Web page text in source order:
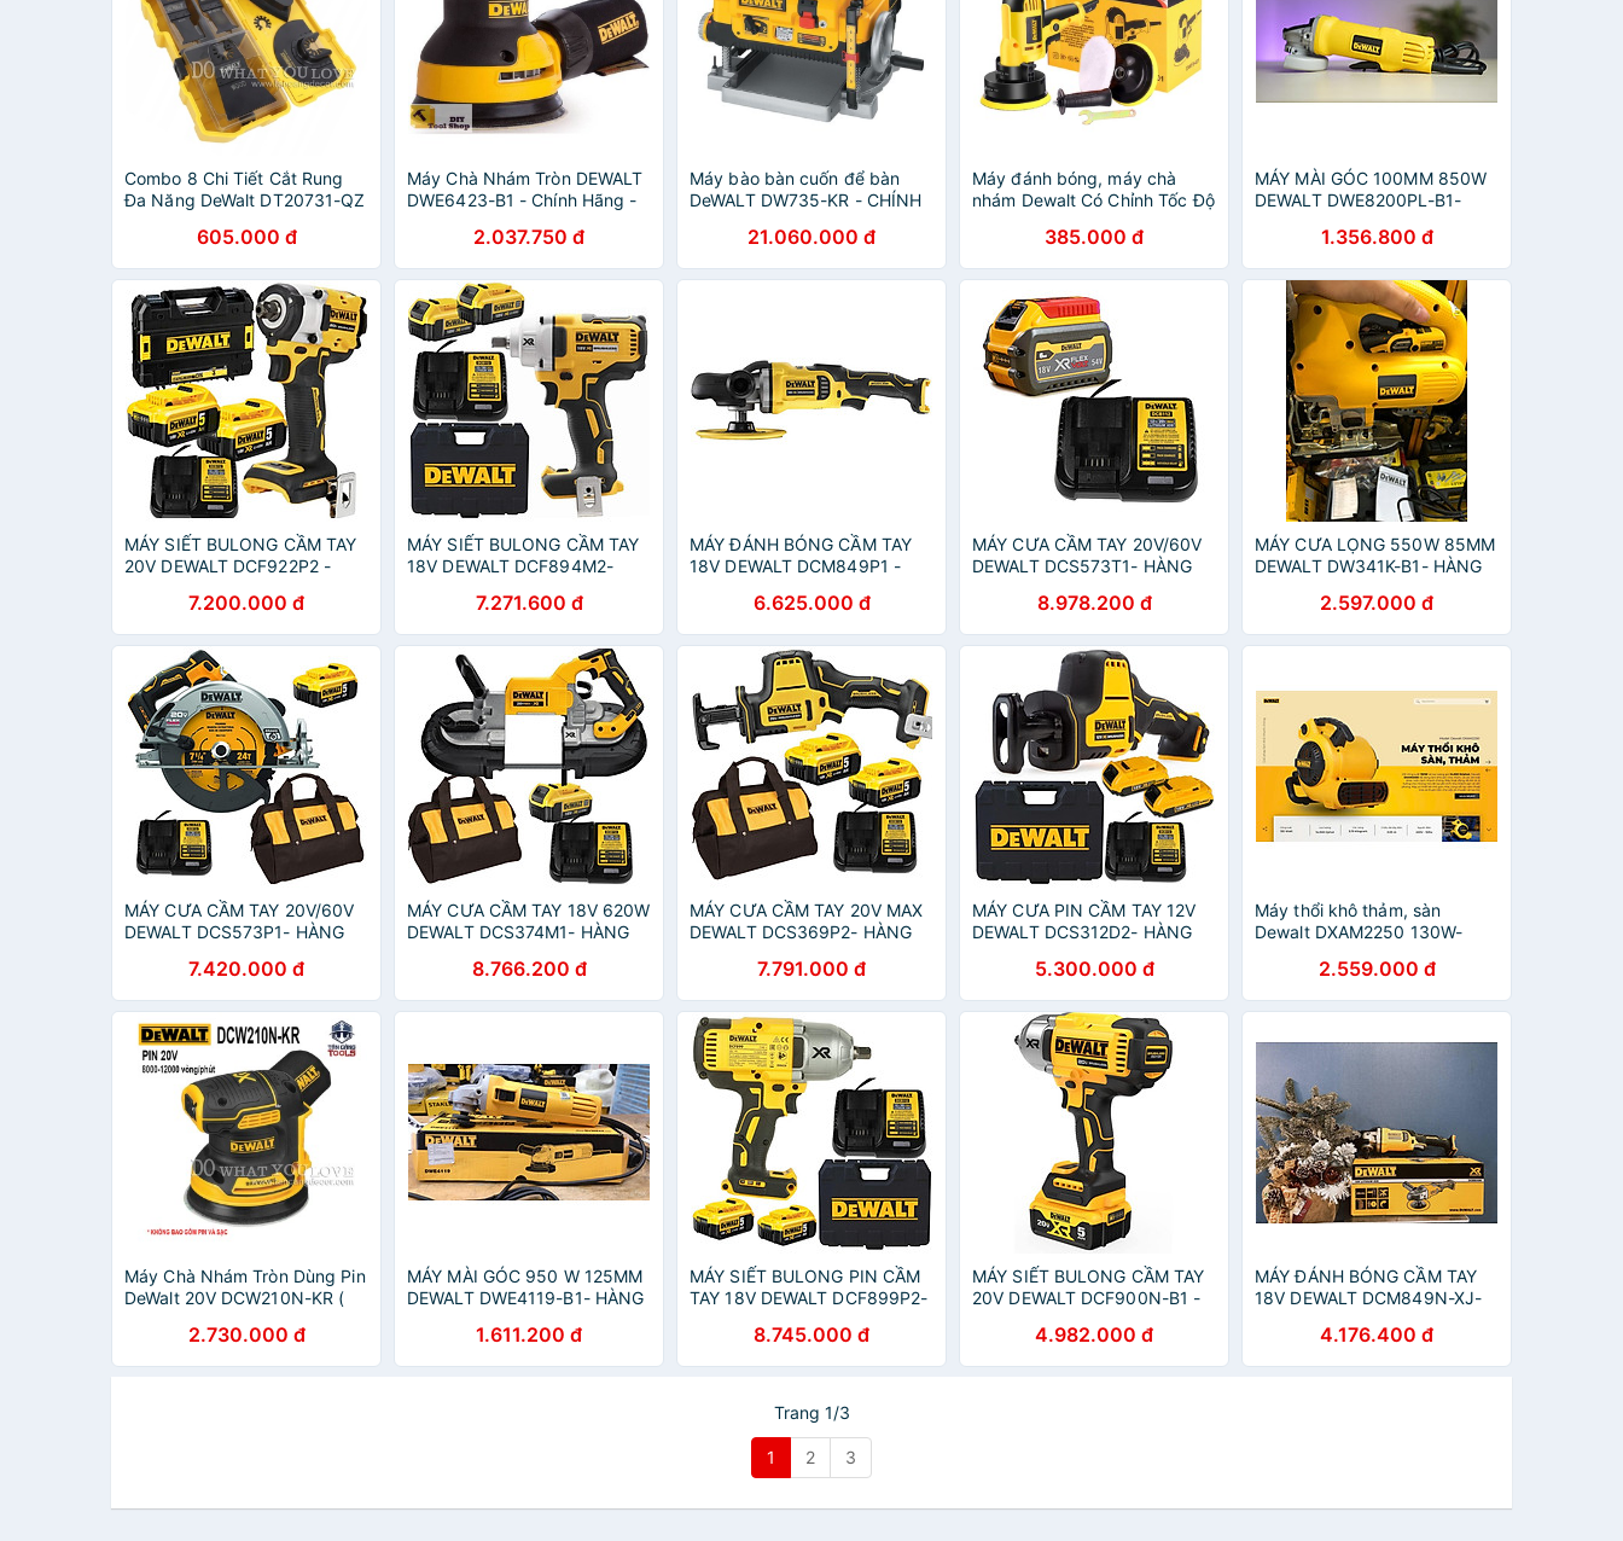
Combo 8 Chi Tiết Cắt Rung
Đa Năng DeWalt DT20731-QZ
605.000 đ
Máy Chà Nhám Tròn DEWALT
DWE6423-B1 - Chính Hãng -
2.037.750 đ
Máy bào bàn cuốn để bàn
DeWALT DW735-KR - CHÍNH
21.060.000 đ
Máy đánh bóng, máy chà
nhám Dewalt Có Chỉnh Tốc Độ
385.000 đ
MÁY MÀI GÓC 100MM 850W
DEWALT DWE8200PL-B1-
1.356.800 đ
MÁY SIẾT BULONG CẦM TAY
20V DEWALT DCF922P2 -
7.200.000 đ
MÁY SIẾT BULONG CẦM TAY
18V DEWALT DCF894M2-
7.271.600 đ
MÁY ĐÁNH BÓNG CẦM TAY
18V DEWALT DCM849P1 -
6.625.000 đ
MÁY CƯA CẦM TAY 20V/60V
DEWALT DCS573T1- HÀNG
8.978.200 đ
MÁY CƯA LỌNG 550W 85MM
DEWALT DW341K-B1- HÀNG
2.597.000 đ
MÁY CƯA CẦM TAY 20V/60V
DEWALT DCS573P1- HÀNG
7.420.000 đ
MÁY CƯA CẦM TAY 18V 620W
DEWALT DCS374M1- HÀNG
8.766.200 đ
MÁY CƯA CẦM TAY 20V MAX
DEWALT DCS369P2- HÀNG
7.791.000 đ
MÁY CƯA PIN CẦM TAY 12V
DEWALT DCS312D2- HÀNG
5.300.000 đ
Máy thổi khô thảm, sàn
Dewalt DXAM2250 130W-
2.559.000 đ
Máy Chà Nhám Tròn Dùng Pin
DeWalt 20V DCW210N-KR (
2.730.000 đ
MÁY MÀI GÓC 950 W 125MM
DEWALT DWE4119-B1- HÀNG
1.611.200 đ
MÁY SIẾT BULONG PIN CẦM
TAY 18V DEWALT DCF899P2-
8.745.000 đ
MÁY SIẾT BULONG CẦM TAY
20V DEWALT DCF900N-B1 -
4.982.000 đ
MÁY ĐÁNH BÓNG CẦM TAY
18V DEWALT DCM849N-XJ-
4.176.400 đ
Trang 1/3
1 2 3